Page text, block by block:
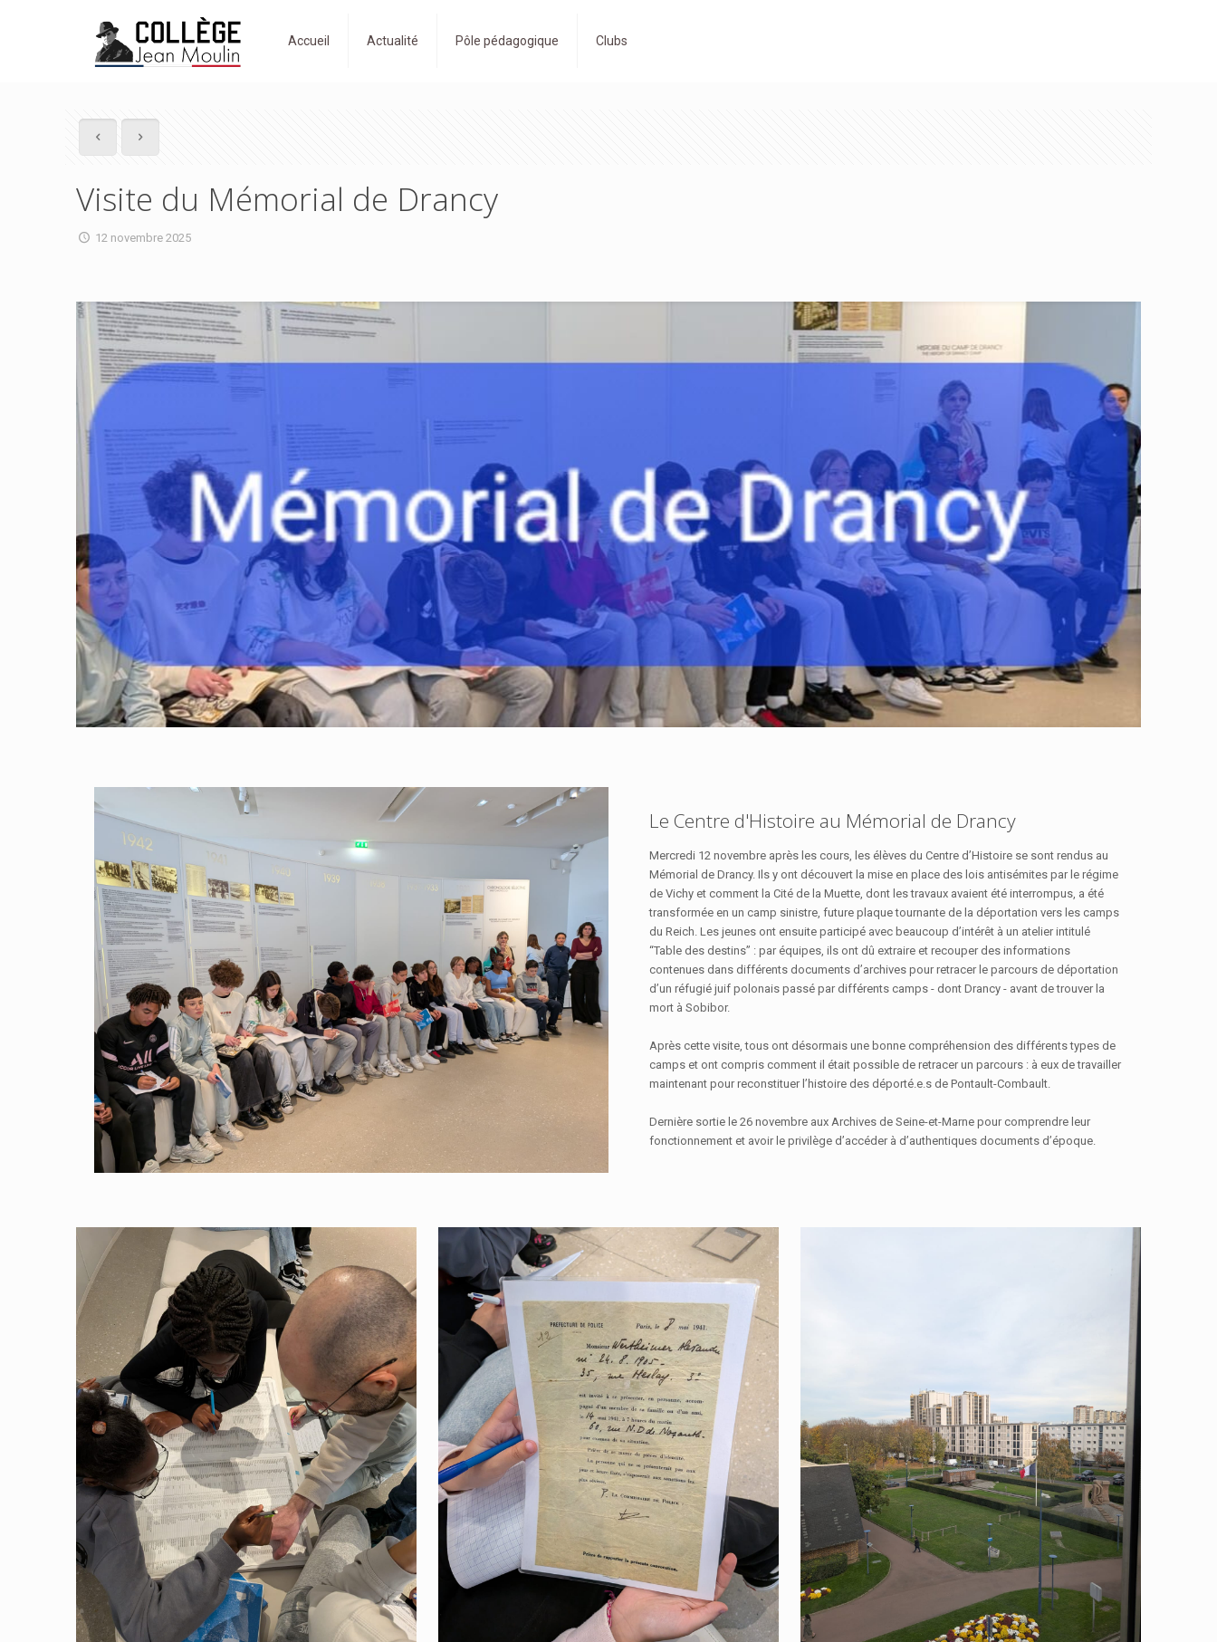
Accueil Actualité Pôle pédagogique Clubs
Visite du Mémorial de Drancy
12 novembre 2025
Le Centre d'Histoire au Mémorial de Drancy
Mercredi 12 novembre après les cours, les élèves du Centre d’Histoire se sont rendus au
Mémorial de Drancy. Ils y ont découvert la mise en place des lois antisémites par le régime
de Vichy et comment la Cité de la Muette, dont les travaux avaient été interrompus, a été
transformée en un camp sinistre, future plaque tournante de la déportation vers les camps
du Reich. Les jeunes ont ensuite participé avec beaucoup d’intérêt à un atelier intitulé
“Table des destins” : par équipes, ils ont dû extraire et recouper des informations
contenues dans différents documents d’archives pour retracer le parcours de déportation
d’un réfugié juif polonais passé par différents camps - dont Drancy - avant de trouver la
mort à Sobibor.
Après cette visite, tous ont désormais une bonne compréhension des différents types de
camps et ont compris comment il était possible de retracer un parcours : à eux de travailler
maintenant pour reconstituer l’histoire des déporté.e.s de Pontault-Combault.
Dernière sortie le 26 novembre aux Archives de Seine-et-Marne pour comprendre leur
fonctionnement et avoir le privilège d’accéder à d’authentiques documents d’époque.